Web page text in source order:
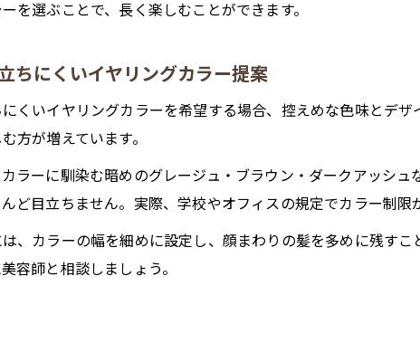
を選ぶことで、長く楽しむことができます。
ちにくいイヤリングカラー提案
くいイヤリングカラーを希望する場合、控えめな色味とデ
方が増えています。
ラーに馴染む暗めのグレージュ・ブラウン・ダークアッシ
ど目立ちません。実際、学校やオフィスの規定でカラー制限
、カラーの幅を細めに設定し、顔まわりの髪を多めに残す
容師と相談しましょう。